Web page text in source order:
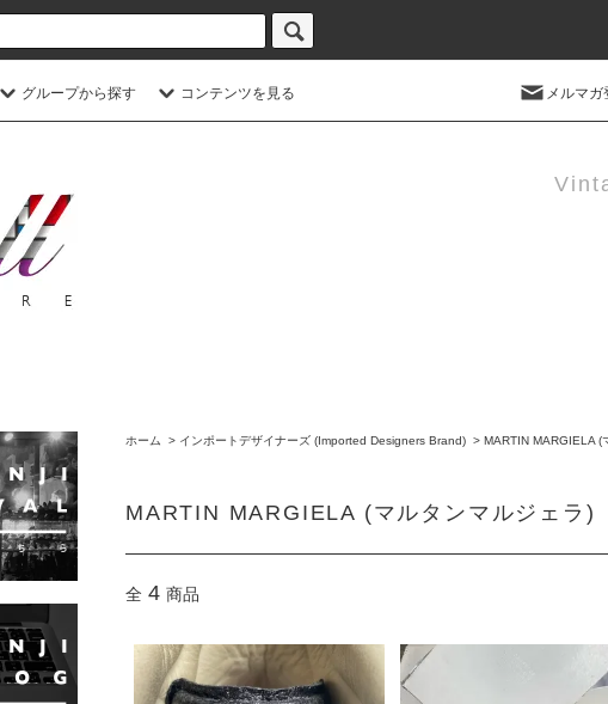
グループから探す コンテンツを見る メルマ
ホーム > インポートデザイナーズ (Imported Designers Brand) > MARTIN MARGIELA (
MARTIN MARGIELA (マルタンマルジェラ)
全 4 商品